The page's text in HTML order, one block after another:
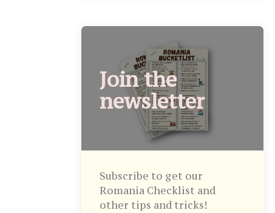
Join the
newsletter
Subscribe to get our
Romania Checklist and
other tips and tricks!